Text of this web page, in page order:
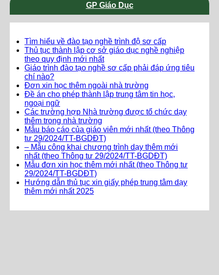
GP Giáo Dục
Tìm hiểu về đào tạo nghề trình độ sơ cấp
Thủ tục thành lập cơ sở giáo dục nghề nghiệp
theo quy định mới nhất
Giáo trình đào tạo nghề sơ cấp phải đáp ứng tiêu
chí nào?
Đơn xin học thêm ngoài nhà trường
Đề án cho phép thành lập trung tâm tin học,
ngoại ngữ
Các trường hợp Nhà trường được tổ chức dạy
thêm trong nhà trường
Mẫu báo cáo của giáo viên mới nhất (theo Thông
tư 29/2024/TT-BGDĐT)
– Mẫu công khai chương trình dạy thêm mới
nhất (theo Thông tư 29/2024/TT-BGDĐT)
Mẫu đơn xin học thêm mới nhất (theo Thông tư
29/2024/TT-BGDĐT)
Hướng dẫn thủ tục xin giấy phép trung tâm dạy
thêm mới nhất 2025